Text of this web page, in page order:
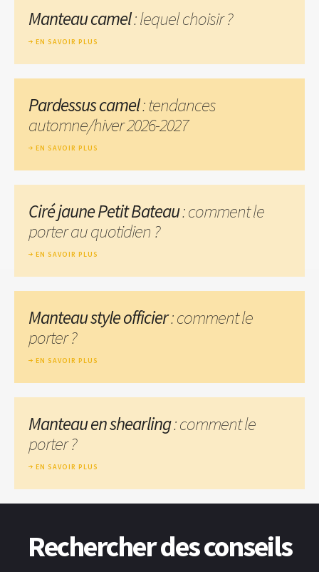
Manteau camel: lequel choisir ?
EN SAVOIR PLUS
Pardessus camel: tendances
automne/hiver 2026-2027
EN SAVOIR PLUS
Ciré jaune Petit Bateau: comment le
porter au quotidien ?
EN SAVOIR PLUS
Manteau style officier: comment le
porter ?
EN SAVOIR PLUS
Manteau en shearling: comment le
porter ?
EN SAVOIR PLUS
Rechercher des conseils